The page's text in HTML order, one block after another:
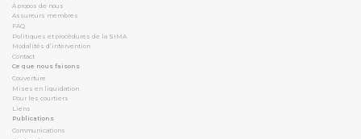
À propos de nous
Assureurs membres
FAQ
Politiques et procédures de la SIMA
Modalités d’intervention
Contact
Ce que nous faisons
Couverture
Mises en liquidation
Pour les courtiers
Liens
Publications
Communications